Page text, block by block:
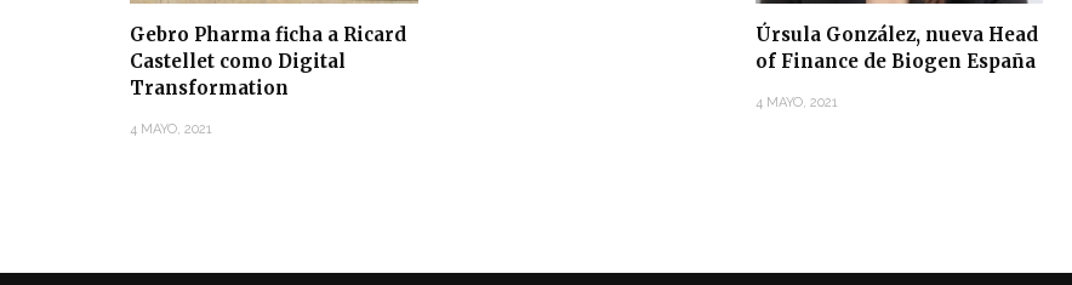
Gebro Pharma ficha a Ricard
Castellet como Digital
Transformation
4 MAYO, 2021
Úrsula González, nueva Head
of Finance de Biogen España
4 MAYO, 2021